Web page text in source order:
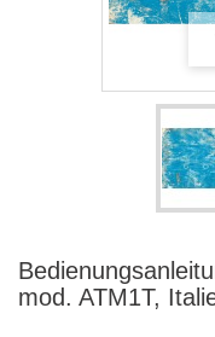
mod. ATM1T,